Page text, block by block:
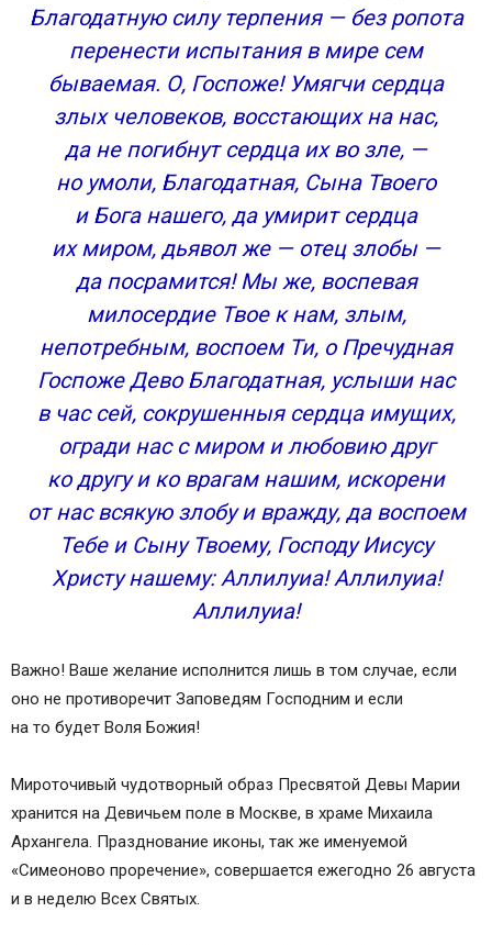
Благодатную силу терпения — без ропота
перенести испытания в мире сем
бываемая. О, Госпоже! Умягчи сердца
злых человеков, восстающих на нас,
да не погибнут сердца их во зле, —
но умоли, Благодатная, Сына Твоего
и Бога нашего, да умирит сердца
их миром, дьявол же — отец злобы —
да посрамится! Мы же, воспевая
милосердие Твое к нам, злым,
непотребным, воспоем Ти, о Пречудная
Госпоже Дево Благодатная, услыши нас
в час сей, сокрушенныя сердца имущих,
огради нас с миром и любовию друг
ко другу и ко врагам нашим, искорени
от нас всякую злобу и вражду, да воспоем
Тебе и Сыну Твоему, Господу Иисусу
Христу нашему: Аллилуиа! Аллилуиа!
Аллилуиа!
Важно! Ваше желание исполнится лишь в том случае, если
оно не противоречит Заповедям Господним и если
на то будет Воля Божия!
Мироточивый чудотворный образ Пресвятой Девы Марии
хранится на Девичьем поле в Москве, в храме Михаила
Архангела. Празднование иконы, так же именуемой
«Симеоново проречение», совершается ежегодно 26 августа
и в неделю Всех Святых.